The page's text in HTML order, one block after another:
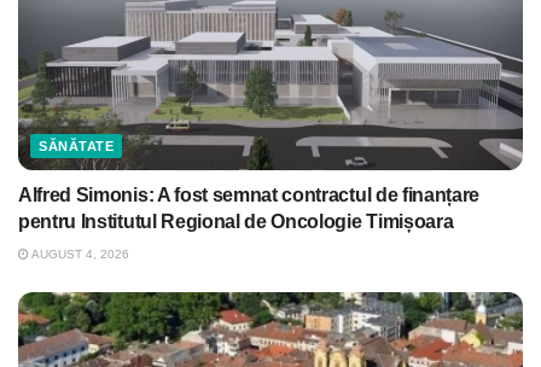
SĂNĂTATE
Alfred Simonis: A fost semnat contractul de finanțare
pentru Institutul Regional de Oncologie Timișoara
AUGUST 4, 2026